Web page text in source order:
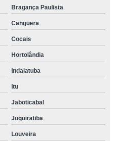
Bragança Paulista
Canguera
Cocais
Hortolândia
Indaiatuba
Itu
Jaboticabal
Juquiratiba
Louveira